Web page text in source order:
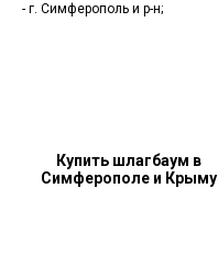
- г. Симферополь и р-н;
Купить шлагбаум в
Симферополе и Крыму